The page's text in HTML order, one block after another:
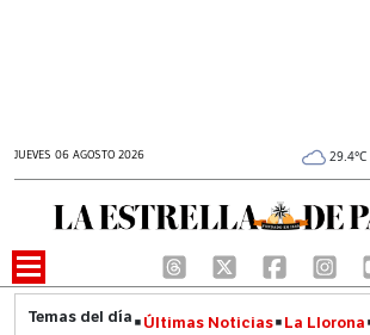
JUEVES 06 AGOSTO 2026 29.4°C
Últimas Noticias La Llorona